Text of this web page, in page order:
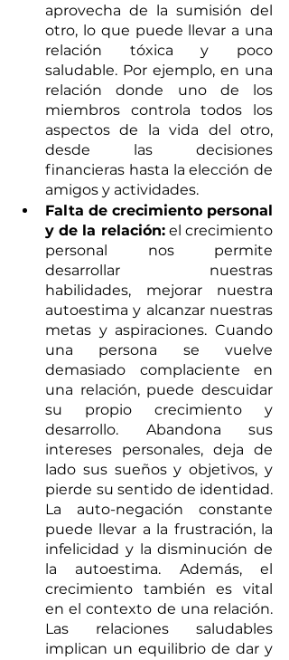
aprovecha de la sumisión del
otro, lo que puede llevar a una
relación tóxica y poco
saludable. Por ejemplo, en una
relación donde uno de los
miembros controla todos los
aspectos de la vida del otro,
desde las decisiones
financieras hasta la elección de
amigos y actividades.
Falta de crecimiento personal
y de la relación: el crecimiento
personal nos permite
desarrollar nuestras
habilidades, mejorar nuestra
autoestima y alcanzar nuestras
metas y aspiraciones. Cuando
una persona se vuelve
demasiado complaciente en
una relación, puede descuidar
su propio crecimiento y
desarrollo. Abandona sus
intereses personales, deja de
lado sus sueños y objetivos, y
pierde su sentido de identidad.
La auto-negación constante
puede llevar a la frustración, la
infelicidad y la disminución de
la autoestima. Además, el
crecimiento también es vital
en el contexto de una relación.
Las relaciones saludables
implican un equilibrio de dar y